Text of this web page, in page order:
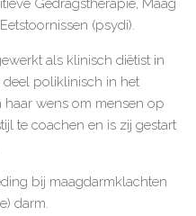
Gedragstherapie, Maag
(psydi).
als klinisch diëtist in
deel poliklinisch in het
haar wens om mensen op
te coachen en is zij gestart
bij maagdarmklachten
darm.